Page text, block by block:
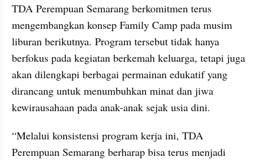
TDA Perempuan Semarang berkomitmen terus
mengembangkan konsep Family Camp pada musim
liburan berikutnya. Program tersebut tidak hanya
berfokus pada kegiatan berkemah keluarga, tetapi juga
akan dilengkapi berbagai permainan edukatif yang
dirancang untuk menumbuhkan minat dan jiwa
kewirausahaan pada anak-anak sejak usia dini.
“Melalui konsistensi program kerja ini, TDA
Perempuan Semarang berharap bisa terus menjadi